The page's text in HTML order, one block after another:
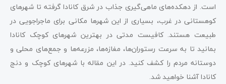
است. از دهکده‌های ماهی‌گیری جذاب در شرق کانادا گرفته تا شهرهای
کوهستانی در غرب، بسیاری از این شهرها مکانی برای ماجراجویی در
طبیعت هستند. کافیست مدتی در بهترین شهرهای کوچک کانادا
بمانید تا به سرعت رستوران‌ها، مغازه‌ها، مزرعه‌ها و جمع‌های محلی و
دوستانه مردم را کشف کنید. در این مقاله با شهرهای کوچک و دنج
کانادا آشنا خواهید شد.